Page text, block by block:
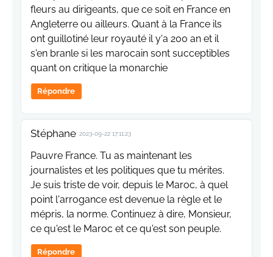
fleurs au dirigeants, que ce soit en France en
Angleterre ou ailleurs. Quant à la France ils
ont guillotiné leur royauté il y'a 200 an et il
s'en branle si les marocain sont succeptibles
quant on critique la monarchie
Répondre
Stéphane 2023-09-22 17:11:23
Pauvre France. Tu as maintenant les
journalistes et les politiques que tu mérites.
Je suis triste de voir, depuis le Maroc, à quel
point l'arrogance est devenue la règle et le
mépris, la norme. Continuez à dire, Monsieur,
ce qu'est le Maroc et ce qu'est son peuple.
Répondre